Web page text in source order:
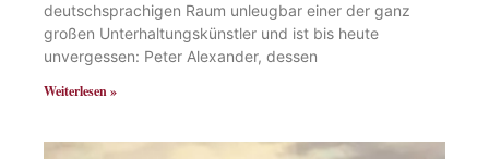
deutschsprachigen Raum unleugbar einer der ganz
großen Unterhaltungskünstler und ist bis heute
unvergessen: Peter Alexander, dessen
Weiterlesen »